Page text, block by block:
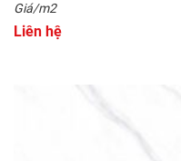
Giá/m2
Liên hệ